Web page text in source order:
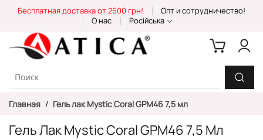
Content
Бесплатная доставка от 2500 грн!
Опт и сотрудничество!
О нас
Російська
Главная Гель лак Mystic Coral GPM46 7,5 мл
Гель Лак Mystic Coral GPM46 7,5 Мл